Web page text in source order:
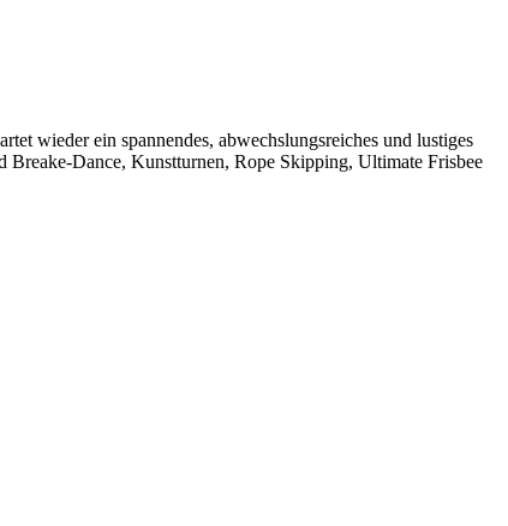
wieder ein spannendes, abwechslungsreiches und lustiges
Dance, Kunstturnen, Rope Skipping, Ultimate Frisbee